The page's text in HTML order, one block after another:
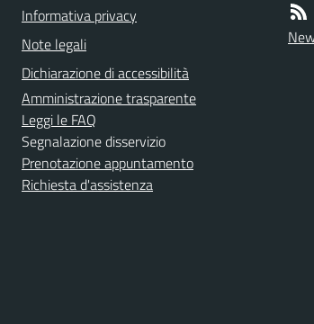
Informativa privacy
Note legali
Dichiarazione di accessibilità
Amministrazione trasparente
Leggi le FAQ
Segnalazione disservizio
Prenotazione appuntamento
Richiesta d'assistenza